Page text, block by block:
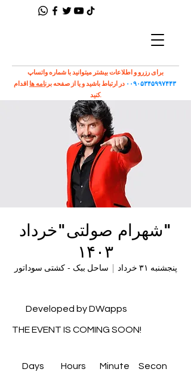
برای رزرو و اطلاعات بیشتر میتوانید با شماره واتساپ
۰۰۹۰۵۳۴۵۹۹۷۴۴۳ در ارتباط باشید و یا از صفحهبرنامه ها اقدام
کنید.
"شهرام صولتی"خرداد
۱۴۰۳
پنجشنبه ۳۱ خرداد
  |
ساحل ببک - کشتی سوداتور
Secon
Minute
Hours
Days
THE EVENT IS COMING SOON!
Developed by DWapps